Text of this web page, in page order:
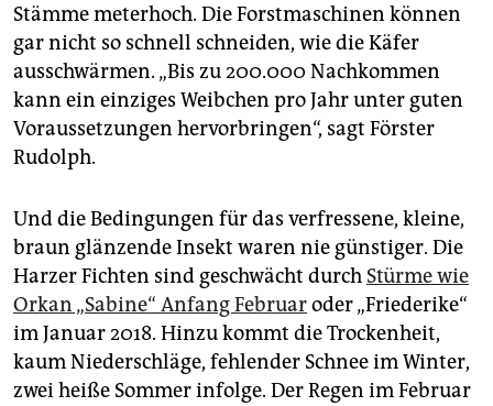
Stämme meterhoch. Die Forstmaschinen können
gar nicht so schnell schneiden, wie die Käfer
ausschwärmen. „Bis zu 200.000 Nachkommen
kann ein einziges Weibchen pro Jahr unter guten
Voraussetzungen hervorbringen“, sagt Förster
Rudolph.
Und die Bedingungen für das verfressene, kleine,
braun glänzende Insekt waren nie günstiger. Die
Harzer Fichten sind geschwächt durch Stürme wie
Orkan „Sabine“ Anfang Februaroder „Friederike“
im Januar 2018. Hinzu kommt die Trockenheit,
kaum Niederschläge, fehlender Schnee im Winter,
zwei heiße Sommer infolge. Der Regen im Februar